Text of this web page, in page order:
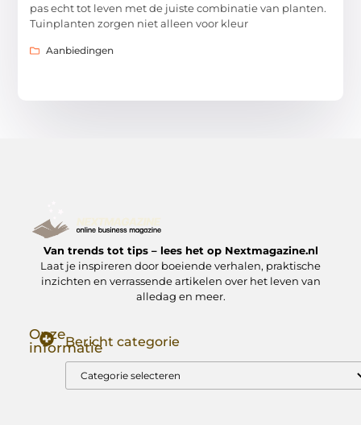
pas echt tot leven met de juiste combinatie van planten.
Tuinplanten zorgen niet alleen voor kleur
Aanbiedingen
Van trends tot tips – lees het op Nextmagazine.nl
Laat je inspireren door boeiende verhalen, praktische
inzichten en verrassende artikelen over het leven van
alledag en meer.
Onze
informatieBericht categorie